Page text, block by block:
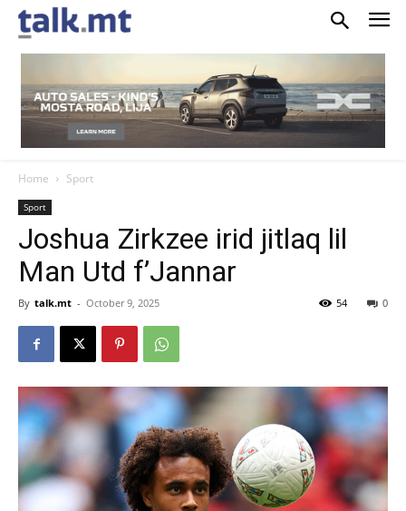
Home Sport
Sport
Joshua Zirkzee irid jitlaq lil
Man Utd f’Jannar
By talk.mt - October 9, 2025 0
54